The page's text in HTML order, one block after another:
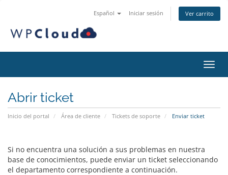
Español Iniciar sesión Ver carrito
Abrir ticket
Inicio del portal Área de cliente Tickets de soporte Enviar ticket
Si no encuentra una solución a sus problemas en nuestra
base de conocimientos, puede enviar un ticket seleccionando
el departamento correspondiente a continuación.